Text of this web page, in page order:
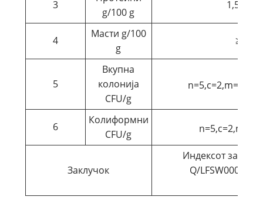
3
g/100 g
1,5±0,50
4
Масти g/100
g
≥3,0
5
Вкупна
колонија
CFU/g
n=5,c=2,m=10
6
Колиформни
CFU/g
Заклучок
Индексот за
Q/LFSW0001S